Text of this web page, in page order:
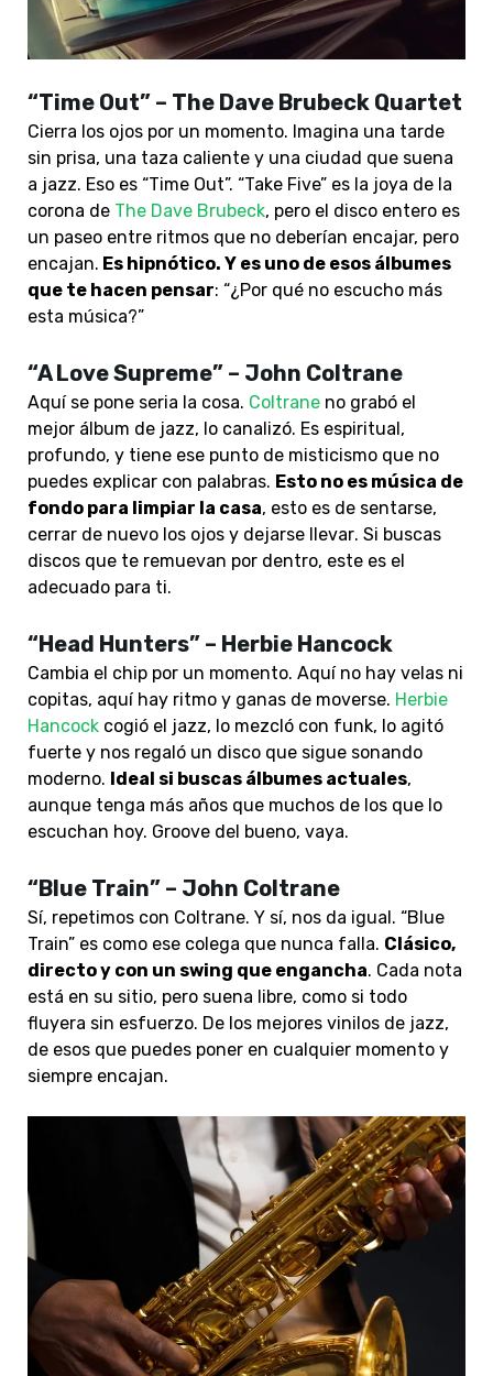
“Time Out” – The Dave Brubeck Quartet
Cierra los ojos por un momento. Imagina una tarde
sin prisa, una taza caliente y una ciudad que suena
a jazz. Eso es “Time Out”. “Take Five” es la joya de la
corona de The Dave Brubeck, pero el disco entero es
un paseo entre ritmos que no deberían encajar, pero
encajan. Es hipnótico. Y es uno de esos álbumes
que te hacen pensar: “¿Por qué no escucho más
esta música?”
“A Love Supreme” – John Coltrane
Aquí se pone seria la cosa. Coltrane no grabó el
mejor álbum de jazz, lo canalizó. Es espiritual,
profundo, y tiene ese punto de misticismo que no
puedes explicar con palabras. Esto no es música de
fondo para limpiar la casa, esto es de sentarse,
cerrar de nuevo los ojos y dejarse llevar. Si buscas
discos que te remuevan por dentro, este es el
adecuado para ti.
“Head Hunters” – Herbie Hancock
Cambia el chip por un momento. Aquí no hay velas ni
copitas, aquí hay ritmo y ganas de moverse. Herbie
Hancock cogió el jazz, lo mezcló con funk, lo agitó
fuerte y nos regaló un disco que sigue sonando
moderno. Ideal si buscas álbumes actuales,
aunque tenga más años que muchos de los que lo
escuchan hoy. Groove del bueno, vaya.
“Blue Train” – John Coltrane
Sí, repetimos con Coltrane. Y sí, nos da igual. “Blue
Train” es como ese colega que nunca falla. Clásico,
directo y con un swing que engancha. Cada nota
está en su sitio, pero suena libre, como si todo
fluyera sin esfuerzo. De los mejores vinilos de jazz,
de esos que puedes poner en cualquier momento y
siempre encajan.